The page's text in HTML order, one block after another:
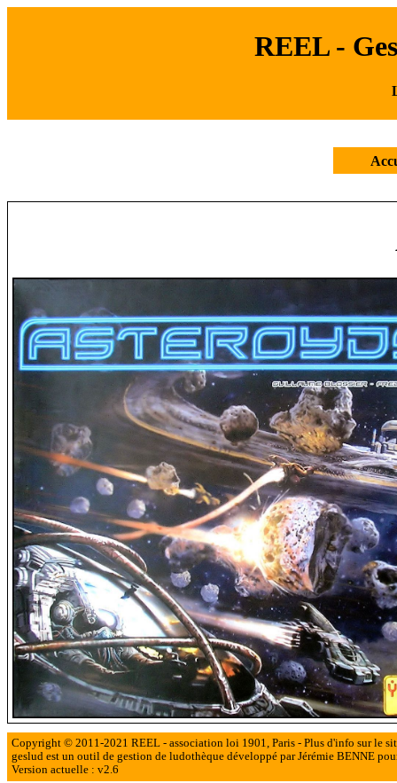
REEL -
Copyright © 2011-2021 REEL - association loi 1901, Paris - Plus d'info sur le
geslud est un outil de gestion de ludothèque développé par Jérémie BENNE
Version actuelle : v2.6